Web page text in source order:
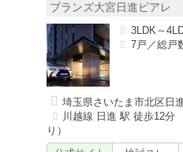
ブランズ大宮日進ビアレ
3LDK～
7戸／総戸
埼玉県さいたま市北区日
川越線 日進 駅 徒歩12分
り）